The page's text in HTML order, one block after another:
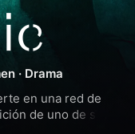
· Drama
en una red de
de uno de sus